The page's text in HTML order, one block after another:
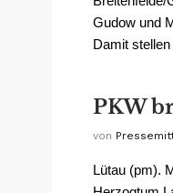
Gudow und
Damit
PKW
von
Lütau (pm).